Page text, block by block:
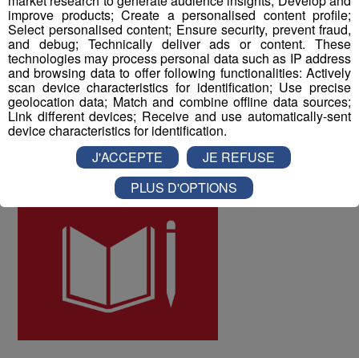
les collaborateurs ont donné une note globale de 8 sur
10 à la qualité de vie au travail au sein du Groupe Mont
Blanc Médias.
ODD numéro 4 : Education de qualité
improve products; Create a personalised content profile;
Select personalised content; Ensure security, prevent fraud,
and debug; Technically deliver ads or content. These
technologies may process personal data such as IP address
and browsing data to offer following functionalities: Actively
scan device characteristics for identification; Use precise
geolocation data; Match and combine offline data sources;
Link different devices; Receive and use automatically-sent
device characteristics for identification.
J'ACCEPTE
JE REFUSE
PLUS D'OPTIONS